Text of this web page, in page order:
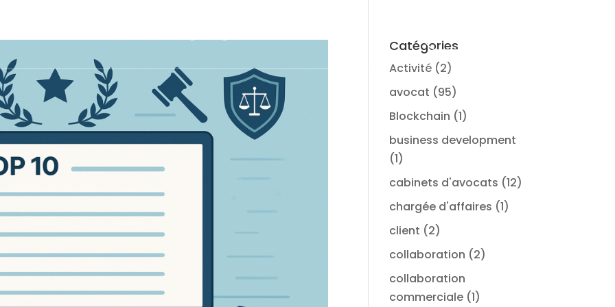
Catégories
Activité (2)
avocat (95)
Blockchain (1)
business development
(1)
cabinets d'avocats (12)
chargée d'affaires (1)
client (2)
collaboration (2)
collaboration
commerciale (1)